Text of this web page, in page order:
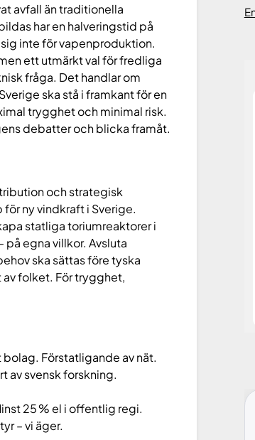
avfall än traditionella
har en halveringstid på
inte för vapenproduktion.
ett utmärkt val för fredliga
fråga. Det handlar om
ska stå i framkant för en
trygghet och minimal risk.
debatter och blicka framåt.
och strategisk
för ny vindkraft i Sverige.
statliga toriumreaktorer i
egna villkor. Avsluta
ska sättas före tyska
folket. För trygghet,
Förstatligande av nät.
av svensk forskning.
25 % el i offentlig regi.
– vi äger.